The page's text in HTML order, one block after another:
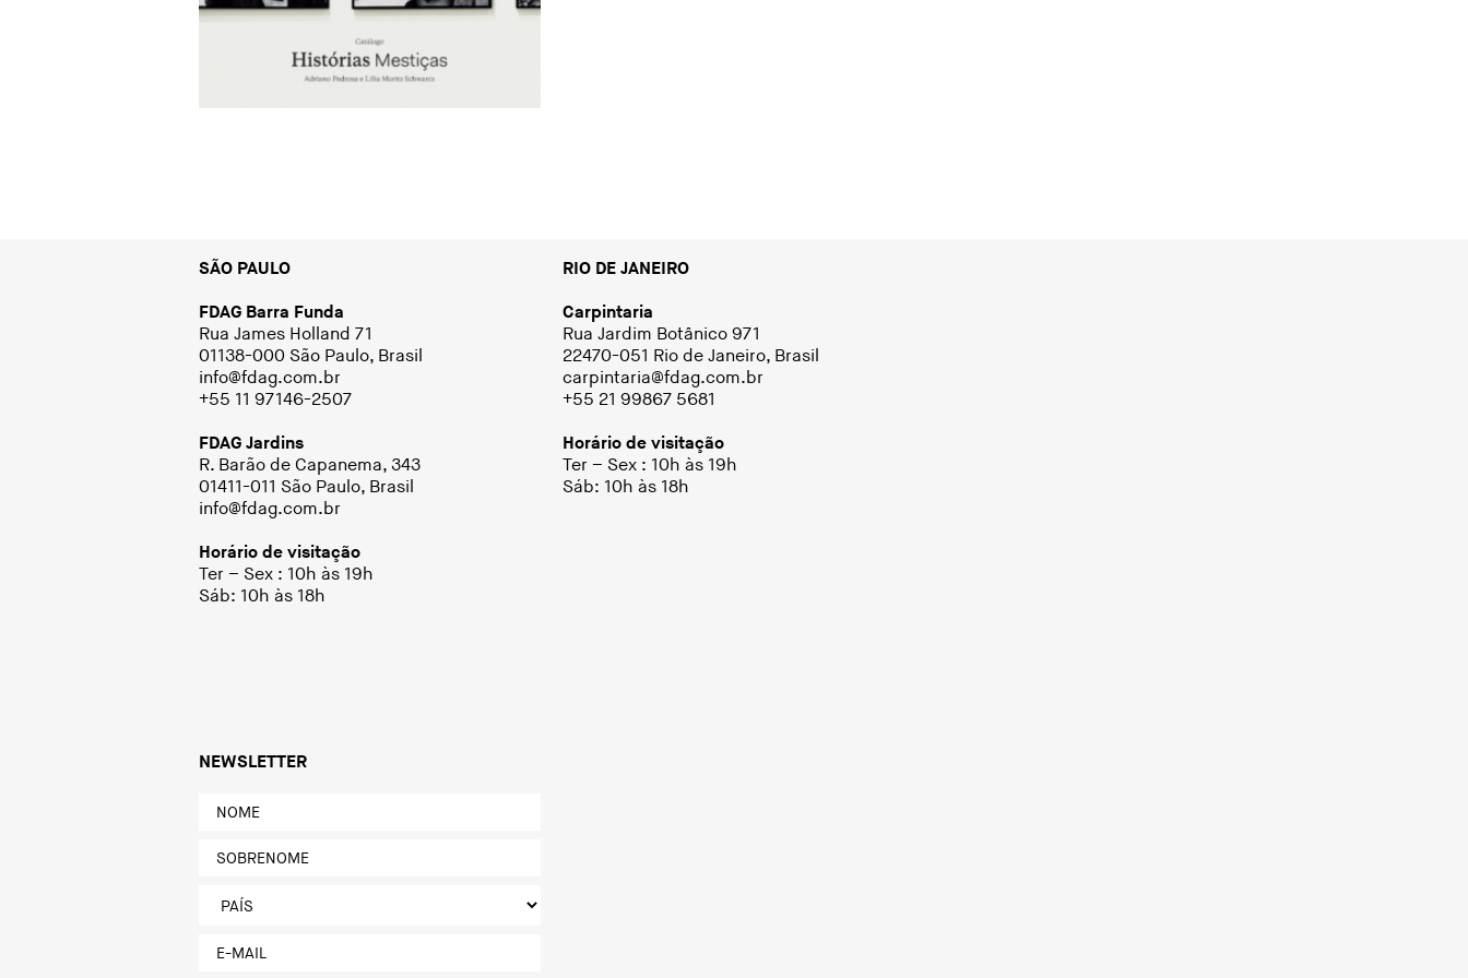
SÃO PAULO
FDAG Barra Funda
Rua James Holland 71
01138-000 São Paulo, Brasil
info@fdag.com.br
+55 11 97146-2507
FDAG Jardins
R. Barão de Capanema, 343
01411-011 São Paulo, Brasil
info@fdag.com.br
Horário de visitação
Ter – Sex : 10h às 19h
Sáb: 10h às 18h
RIO DE JANEIRO
Carpintaria
Rua Jardim Botânico 971
22470-051 Rio de Janeiro, Brasil
carpintaria@fdag.com.br
+55 21 99867 5681
Horário de visitação
Ter – Sex : 10h às 19h
Sáb: 10h às 18h
NEWSLETTER